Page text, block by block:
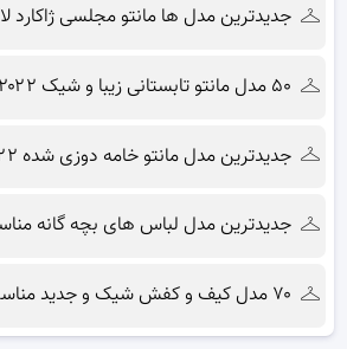
جدیدترین مدل ها مانتو مجلسی ژاکارد
۵۰ مدل مانتو تابستانی زیبا و شیک ۲۰۲۲
جدیدترین مدل مانتو خامه دوزی شده ۲۰۲۲ برای نوروز
جدیدترین مدل لباس های بچه گانه مناسب
۷۰ مدل کیف و کفش شیک و جدید مناسب عید نوروز ۱۴۰۱